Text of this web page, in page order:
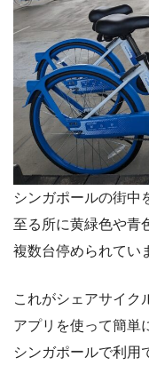
シンガポールの街中
至る所に黄緑色や青
複数台停められてい
これがシェアサイク
アプリを使って簡単
シンガポールで利用